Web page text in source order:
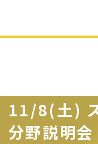
11/8(土)
分野説明会